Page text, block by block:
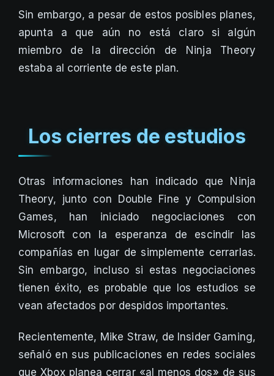
Sin embargo, a pesar de estos posibles planes,
apunta a que aún no está claro si algún
miembro de la dirección de Ninja Theory
estaba al corriente de este plan.
Los cierres de estudios
Otras informaciones han indicado que Ninja
Theory, junto con Double Fine y Compulsion
Games, han iniciado negociaciones con
Microsoft con la esperanza de escindir las
compañías en lugar de simplemente cerrarlas.
Sin embargo, incluso si estas negociaciones
tienen éxito, es probable que los estudios se
vean afectados por despidos importantes.
Recientemente, Mike Straw, de Insider Gaming,
señaló en sus publicaciones en redes sociales
que Xbox planea cerrar «al menos dos» de sus